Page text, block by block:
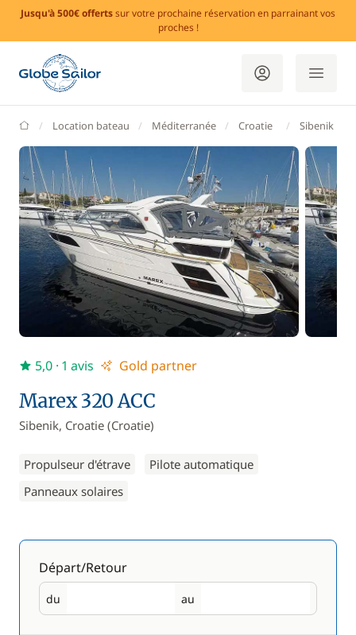
Jusqu'à 500€ offertssur votre prochaine réservation en parrainant vos
proches !
GlobeSailor
Location bateau Méditerranée Croatie Sibenik
Marex 320 ACC
Sibenik, Croatie (Croatie)
Propulseur d'étrave
Pilote automatique
Panneaux solaires
5,0 · 1 avis Gold partner
Départ/Retour
du
Départ au
Retour